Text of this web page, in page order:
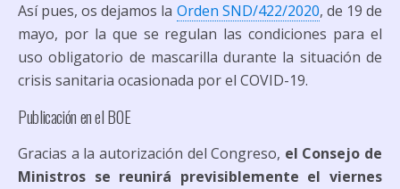
Así pues, os dejamos la Orden SND/422/2020, de 19 de
mayo, por la que se regulan las condiciones para el
uso obligatorio de mascarilla durante la situación de
crisis sanitaria ocasionada por el COVID-19.
Publicación en el BOE
Gracias a la autorización del Congreso, el Consejo de
Ministros se reunirá previsiblemente el viernes